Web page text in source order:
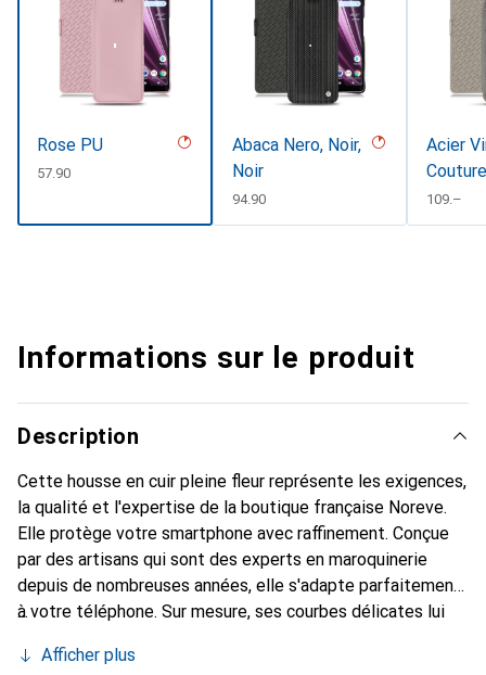
Rose PU
CHF
57.90
Abaca Nero, Noir,
Noir
CHF
94.90
Acier
CHF
109.–
Informations sur le produit
Description
Cette housse en cuir pleine fleur représente les exigences,
la qualité et l'expertise de la boutique française Noreve.
Elle protège votre smartphone avec raffinement. Conçue
par des artisans qui sont des experts en maroquinerie
depuis de nombreuses années, elle s'adapte parfaitement
à votre téléphone. Sur mesure, ses courbes délicates lui
accessoire chic et essentiel pour votre smartphone.
Afficher plus